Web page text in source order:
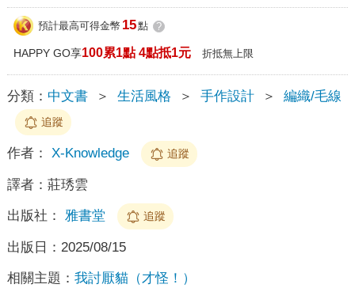
預計最高可得金幣 15點 ?
HAPPY GO享100累1點 4點抵1元 折抵無上限
分類： 中文書 ＞ 生活風格 ＞ 手作設計 ＞ 編織/毛線
追蹤
作者： X-Knowledge 追蹤
譯者： 莊琇雲
出版社： 雅書堂 追蹤
出版日： 2025/08/15
相關主題： 我討厭貓（才怪！）